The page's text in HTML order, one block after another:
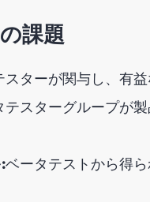
課題
スターが関与し、有
テスターグループが
ベータテストから得